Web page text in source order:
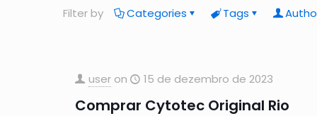
Filter by Categories Tags
user on 15 de dezembro de 2023
Comprar Cytotec Original Rio